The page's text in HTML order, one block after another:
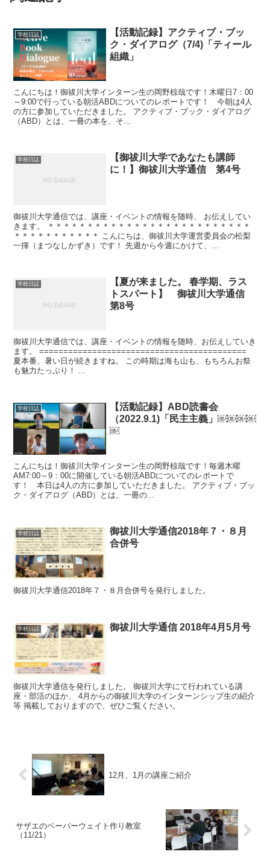
学校日誌
【活動記録】アクティブ・ブッ
ク・ダイアログ（7/4)「ティール
組織」
こんにちは！御祓川大学インターン生の岡野椋哉です！木曜日7：00
～9:00で行っている朝活ABDについてのレポートです！ 今朝は4人
の方に参加していただきました。 アクティブ・ブック・ダイアログ
（ABD）とは、一冊の本を、そ...
学校日誌
【御祓川大学であなたも講師
に！】御祓川大学通信 第4号
御祓川大学通信では、講座・イベントの情報を随時、 お伝えしてい
きます。 ＊＊＊＊＊＊＊＊＊＊＊＊＊＊＊＊＊＊＊＊＊＊＊＊＊＊
＊＊＊＊＊＊＊＊＊＊＊ こんにちは、御祓川大学運営委員会の松梨
一揮（まつなしかずき）です！ 先週から今週にかけて、...
学校日誌
【夏が来ました。 春学期、ラス
トスパート】 御祓川大学通信
第8号
御祓川大学通信では、講座・イベントの情報を随時、お伝えしていき
ます。 ===========================================
夏本番、暑い日が続きますね。 この時期は海も山も、もちろんお祭
も魅力たっぷり！ ...
学校日誌
【活動記録】ABD読書会
（2022.9.1)「民主主義」￼￼￼￼
￼
こんにちは！御祓川大学インターン生の岡野椋哉です！毎週木曜
AM7:00～9：00に開催している朝活ABDについてのレポートで
す！ 本日は4人の方に参加していただきました。 アクティブ・ブッ
ク・ダイアログ（ABD）とは、一冊の...
学校日誌
御祓川大学通信2018年７・８月
合併号
御祓川大学通信2018年７・８月合併号を発行しました。
学校日誌 御祓川大学通信 2018年4月5月号
御祓川大学通信を発行しました。 御祓川大学にて行われている講
座・部活のほか、 4月からの御祓川大学のインターンシップ生の紹介
等 掲載しておりますので、ぜひご覧ください。
12月、1月の講座ご紹介
サザエのペーパーウェイト作り教室
（11/21）